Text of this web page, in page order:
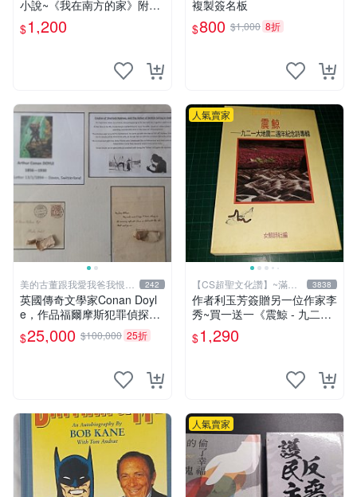
小說~《我在南方的家》附書
套 田中實加 (陳宣儒)著 台灣
館 遠流 書況佳
$1,200
複製簽名板
$800 $1,000 8折
美的古董跟我愛我爸我恨壞
人
242
英國傳奇文學家Conan Doyl
e，作品福爾摩斯犯罪偵探集
在250國暢銷文學、電影，作
品出現犯罪高手顯示警察不聰
案，限量鑑定簽名信件
$25,000 $100,000 25折
人氣賣家
【CS超聖文化讚】~滿千
元送運
3838
作者利玉芳簽贈另一位作家李
秀~買一送一《震鯨 - 九二一
大地震二週年紀念詩專輯》女
鯨詩社編 (贈 利玉芳小詩集)
$1,290
人氣賣家